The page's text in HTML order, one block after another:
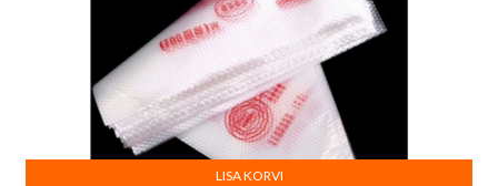
LISA KORVI